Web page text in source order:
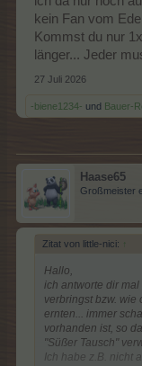
kein Fan vom
Kommst du nur
länger... Jeder
27 Juli 2026
-biene1234- und Bauer-
Haase65
Großmeister
Zitat von little-nici: ↑
Hallo,
ich antworte dir
verbringst bzw. wie
ernten... immer
vorhanden ist, so
"Süßer Tausch"
Ich habe z.B. nicht